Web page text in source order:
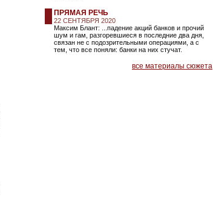
ПРЯМАЯ РЕЧЬ
22 СЕНТЯБРЯ 2020
Максим Блант: ...падение акций банков и прочий
шум и гам, разгоревшиеся в последние два дня,
связан не с подозрительными операциями, а с
тем, что все поняли: банки на них стучат.
все материалы сюжета